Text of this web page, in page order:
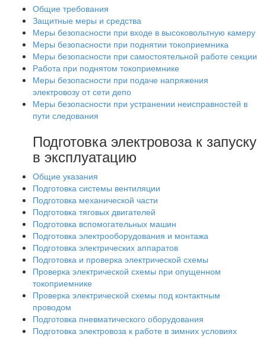
Общие требования
Защитные меры и средства
Меры безопасности при входе в высоковольтную камеру
Меры безопасности при поднятии токоприемника
Меры безопасности при самостоятельной работе секции
Работа при поднятом токоприемнике
Меры безопасности при подаче напряжения
электровозу от сети депо
Меры безопасности при устранении неисправностей в
пути следования
Подготовка электровоза к запуску
в эксплуатацию
Общие указания
Подготовка системы вентиляции
Подготовка механической части
Подготовка тяговых двигателей
Подготовка вспомогательных машин
Подготовка электрооборудования и монтажа
Подготовка электрических аппаратов
Подготовка и проверка электрической схемы
Проверка электрической схемы при опущенном
токоприемнике
Проверка электрической схемы под контактным
проводом
Подготовка пневматического оборудования
Подготовка электровоза к работе в зимних условиях